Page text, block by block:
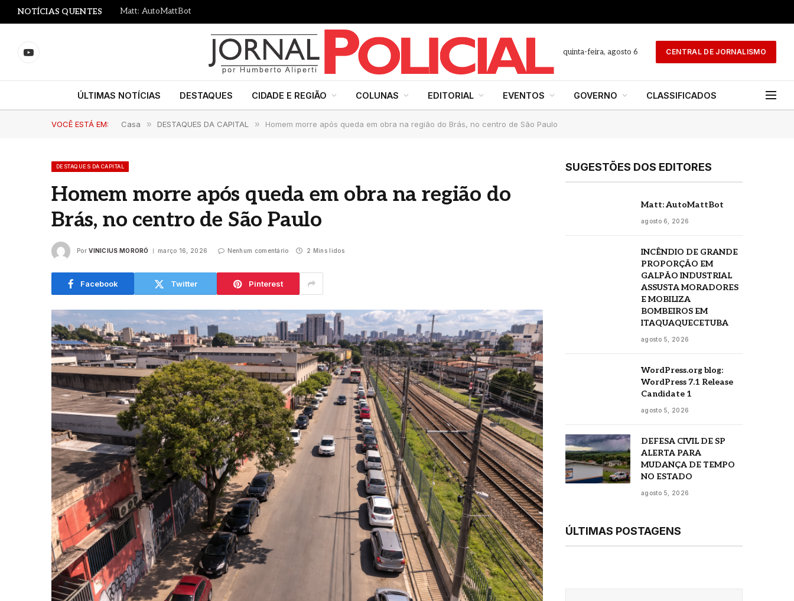
NOTÍCIAS QUENTES Matt: AutoMattBot
YouTube
quinta-feira, agosto 6 CENTRAL DE JORNALISMO
ÚLTIMAS NOTÍCIAS DESTAQUES CIDADE E REGIÃO COLUNAS EDITORIAL EVENTOS GOVERNO CLASSIFICADOS
VOCÊ ESTÁ EM: Casa » DESTAQUES DA CAPITAL » Homem morre após queda em obra na região do Brás, no centro de São Paulo
DESTAQUES DA CAPITAL
Homem morre após queda em obra na região do
Brás, no centro de São Paulo
Por VINICIUS MORORÓ março 16, 2026 Nenhum comentário 2 Mins lidos
Facebook Twitter Pinterest
SUGESTÕES DOS EDITORES
Matt: AutoMattBot
agosto 6, 2026
INCÊNDIO DE GRANDE
PROPORÇÃO EM
GALPÃO INDUSTRIAL
ASSUSTA MORADORES
E MOBILIZA
BOMBEIROS EM
ITAQUAQUECETUBA
agosto 5, 2026
WordPress.org blog:
WordPress 7.1 Release
Candidate 1
agosto 5, 2026
DEFESA CIVIL DE SP
ALERTA PARA
MUDANÇA DE TEMPO
NO ESTADO
agosto 5, 2026
ÚLTIMAS POSTAGENS